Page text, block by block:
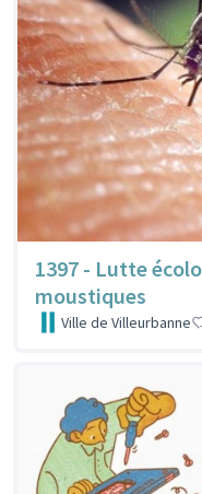
1397 - Lutte
moustiques
Ville de Villeurbanne